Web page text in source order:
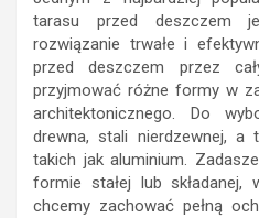
tarasu przed deszczem
rozwiązanie trwałe i
przed deszczem przez
przyjmować różne formy w
architektonicznego. Do
drewna, stali nierdzewnej, a
takich jak aluminium.
formie stałej lub
chcemy zachować pełną